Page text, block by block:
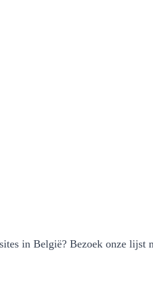
in België? Bezoek onze